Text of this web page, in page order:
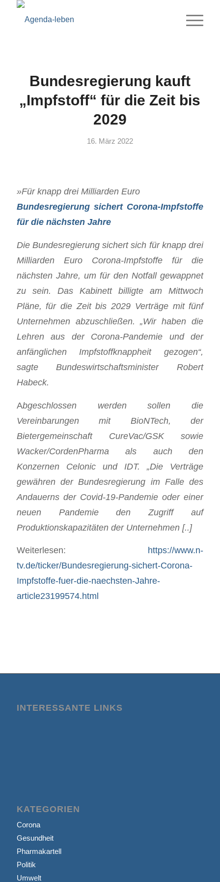
Bundesregierung kauft
„Impfstoff“ für die Zeit bis
2029
16. März 2022
»Für knapp drei Milliarden Euro
Bundesregierung sichert Corona-Impfstoffe
für die nächsten Jahre
Die Bundesregierung sichert sich für knapp drei
Milliarden Euro Corona-Impfstoffe für die
nächsten Jahre, um für den Notfall gewappnet
zu sein. Das Kabinett billigte am Mittwoch
Pläne, für die Zeit bis 2029 Verträge mit fünf
Unternehmen abzuschließen. „Wir haben die
Lehren aus der Corona-Pandemie und der
anfänglichen Impfstoffknappheit gezogen“,
sagte Bundeswirtschaftsminister Robert
Habeck.
Abgeschlossen werden sollen die
Vereinbarungen mit BioNTech, der
Bietergemeinschaft CureVac/GSK sowie
Wacker/CordenPharma als auch den
Konzernen Celonic und IDT. „Die Verträge
gewähren der Bundesregierung im Falle des
Andauerns der Covid-19-Pandemie oder einer
neuen Pandemie den Zugriff auf
Produktionskapazitäten der Unternehmen [..]
Weiterlesen: https://www.n-
tv.de/ticker/Bundesregierung-sichert-Corona-
Impfstoffe-fuer-die-naechsten-Jahre-
article23199574.html
INTERESSANTE LINKS
KATEGORIEN
Corona
Gesundheit
Pharmakartell
Politik
Umwelt